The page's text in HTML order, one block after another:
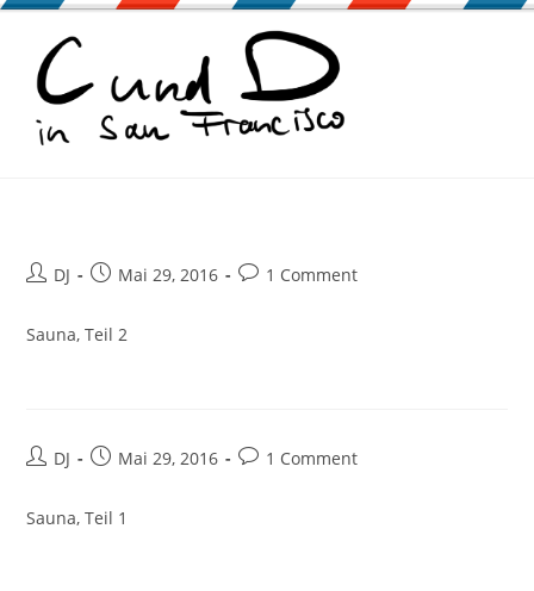
Zum
springen
Beitrags-
DJ
BeitragMai 29, 2016
Beitrags-
1 Comment
Sauna, Teil 2
Beitrags-
DJ
BeitragMai 29, 2016
Beitrags-
1 Comment
Sauna, Teil 1